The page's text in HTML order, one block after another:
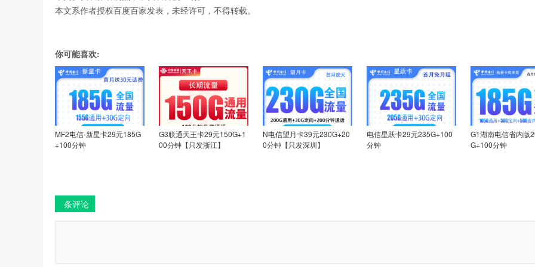
本文系作者授权百度百家发表，未经许可，不得转载。
你可能喜欢:
MF2电信-新星卡29元185G
+100分钟
G3联通天王卡29元150G+1
00分钟【只发浙江】
N电信望月卡39元230G+20
0分钟【只发深圳】
电信星跃卡29元235G+100
分钟
G1湖南电信省内版
G+100分钟
条评论